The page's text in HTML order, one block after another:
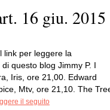
16 giu. 2015
link per leggere la
questo blog Jimmy P. I
Iris, ore 21,00. Edward
Mtv, ore 21,10. The
il seguito